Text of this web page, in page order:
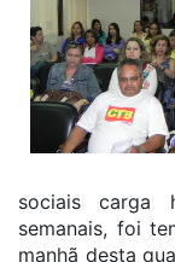
sociais carga
semanais, foi
manhã desta